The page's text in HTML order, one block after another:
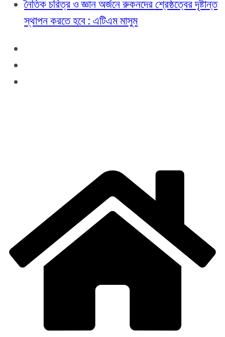
নৈতিক চরিত্র ও জ্ঞান অর্জনে রুকনদের শ্রেষ্ঠত্বের দৃষ্টান্ত
স্থাপন করতে হবে : এটিএম মাসুম